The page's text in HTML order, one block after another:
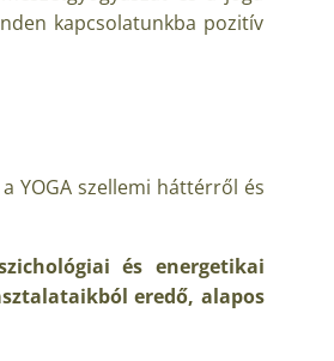
kapcsolatunkba pozitív
YOGA szellemi háttérről és
és energetikai
eredő, alapos